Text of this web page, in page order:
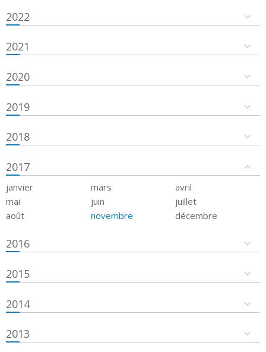
2022
2021
2020
2019
2018
2017
janvier mars
avril
mai
juin
juillet
août
novembre décembre
2016
2015
2014
2013